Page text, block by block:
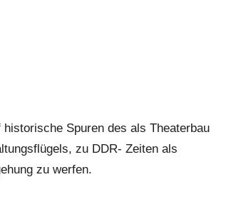
Spuren des als Theaterbau
zu DDR- Zeiten als
zu werfen.